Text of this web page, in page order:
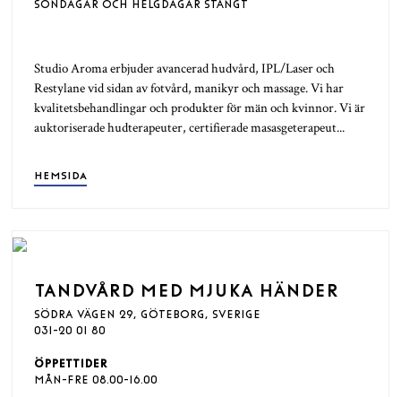
SÖNDAGAR OCH HELGDAGAR STÄNGT
Studio Aroma erbjuder avancerad hudvård, IPL/Laser och
Restylane vid sidan av fotvård, manikyr och massage. Vi har
kvalitetsbehandlingar och produkter för män och kvinnor. Vi är
auktoriserade hudterapeuter, certifierade masasgeterapeut...
HEMSIDA
TANDVÅRD MED MJUKA HÄNDER
SÖDRA VÄGEN 29, GÖTEBORG, SVERIGE
031-20 01 80
ÖPPETTIDER
MÅN-FRE 08.00-16.00